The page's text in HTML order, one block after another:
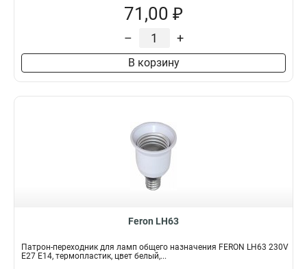
71,00 ₽
– +
В корзину
Feron LH63
Патрон-переходник для ламп общего назначения FERON LH63 230V
E27 E14, термопластик, цвет белый,...